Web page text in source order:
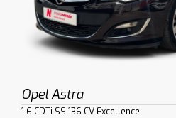
Opel Astra
1.6 CDTi SS 136 CV Excellence